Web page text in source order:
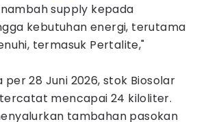
supply kepada
kebutuhan energi, terutama
termasuk Pertalite,"
28 Juni 2026, stok Biosolar
tercatat mencapai 24 kiloliter.
tambahan pasokan